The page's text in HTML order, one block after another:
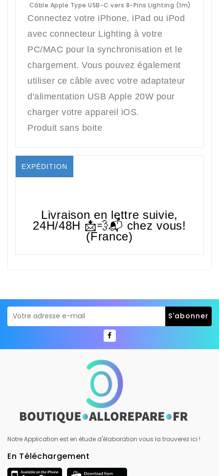
Câble Apple Type USB-C vers 8-Pins Lighting (1m)
Connectez votre iPhone, iPad ou iPod
avec connecteur Lighting à votre
PC/MAC pour la synchronisation et le
chargement. Vous pouvez également
utiliser ce câble avec votre adaptateur
d'alimentation USB Apple 20W pour
charger votre appareil iOS.
Produit sans boite
EXPÉDITION
Livraison en lettre suivie,
24H/48H 📩💨📬 chez vous!
(France)
Notre Application est en étude d'élaboration vous la trouverez ici !
En Téléchargement